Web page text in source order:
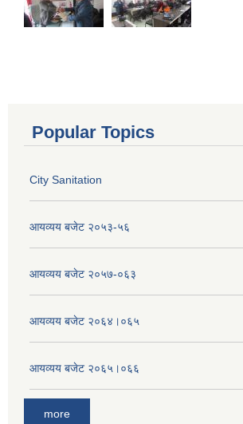
Popular Topics
City Sanitation
आयव्यय बजेट २०५३-५६
आयव्यय बजेट २०५७-०६३
आयव्यय बजेट २०६४।०६५
आयव्यय बजेट २०६५।०६६
more